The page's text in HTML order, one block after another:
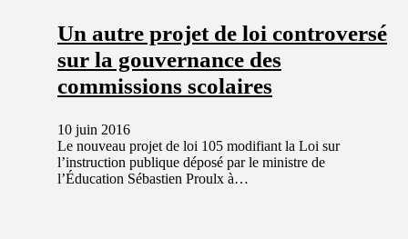
Un autre projet de loi controversé
sur la gouvernance des
commissions scolaires
10 juin 2016
Le nouveau projet de loi 105 modifiant la Loi sur
l’instruction publique déposé par le ministre de
l’Éducation Sébastien Proulx à…